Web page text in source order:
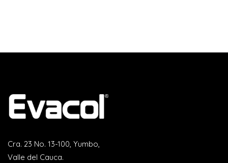
Cra. 23 No. 13-100, Yumbo,
Valle del Cauca.